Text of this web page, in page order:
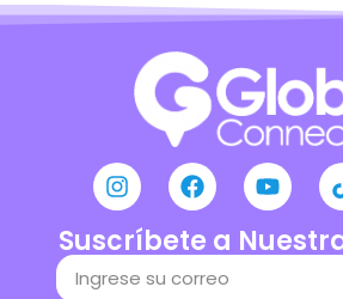
Suscríbete a